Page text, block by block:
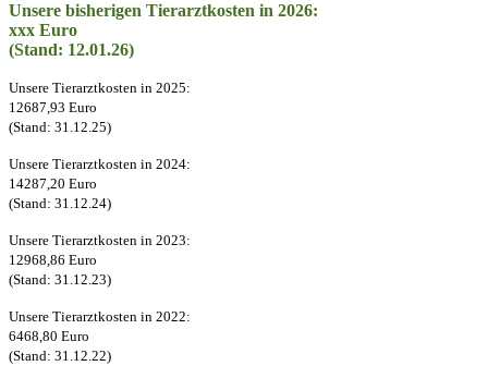
Unsere bisherigen Tierarztkosten in 2026:
xxx Euro
(Stand: 12.01.26)
Unsere Tierarztkosten in 2025:
12687,93 Euro
(Stand: 31.12.25)
Unsere Tierarztkosten in 2024:
14287,20 Euro
(Stand: 31.12.24)
Unsere Tierarztkosten in 2023:
12968,86 Euro
(Stand: 31.12.23)
Unsere Tierarztkosten in 2022:
6468,80 Euro
(Stand: 31.12.22)